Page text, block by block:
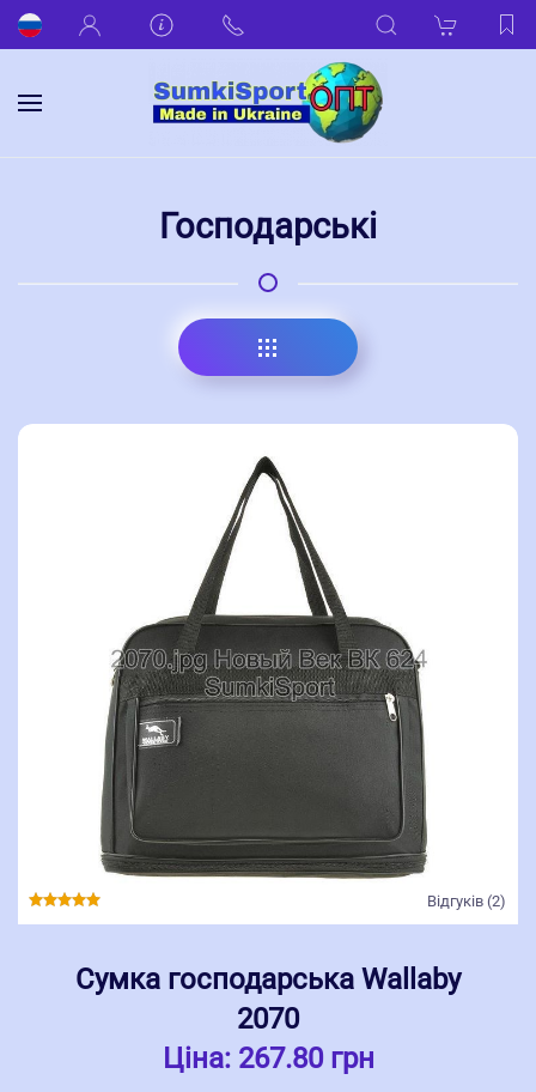
Господарські
Відгуків (2)
Сумка господарська Wallaby
2070
Ціна: 267.80 грн